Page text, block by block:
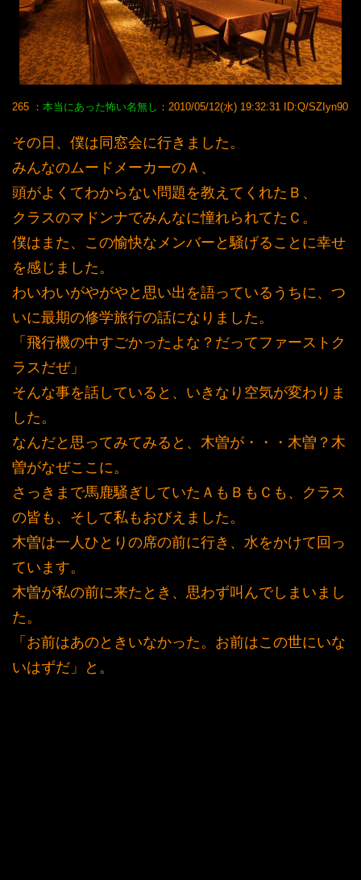
265 ： 本当にあった怖い名無し ：2010/05/12(水) 19:32:31 ID:Q/SZIyn90
その日、僕は同窓会に行きました。
みんなのムードメーカーのＡ、
頭がよくてわからない問題を教えてくれたＢ、
クラスのマドンナでみんなに憧れられてたＣ。
僕はまた、この愉快なメンバーと騒げることに幸せ
を感じました。
わいわいがやがやと思い出を語っているうちに、つ
いに最期の修学旅行の話になりました。
「飛行機の中すごかったよな？だってファーストク
ラスだぜ」
そんな事を話していると、いきなり空気が変わりま
した。
なんだと思ってみてみると、木曽が・・・木曽？木
曽がなぜここに。
さっきまで馬鹿騒ぎしていたＡもＢもＣも、クラス
の皆も、そして私もおびえました。
木曽は一人ひとりの席の前に行き、水をかけて回っ
ています。
木曽が私の前に来たとき、思わず叫んでしまいまし
た。
「お前はあのときいなかった。お前はこの世にいな
いはずだ」と。